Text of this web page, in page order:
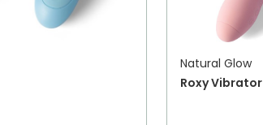
Natural Glow
Roxy Vibrator